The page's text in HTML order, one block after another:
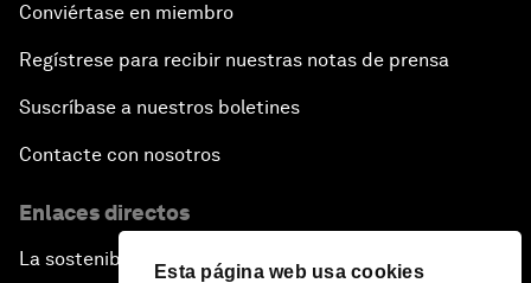
Esta página web usa cookies
Conviértase en miembro
Regístrese para recibir nuestras notas de prensa
Suscríbase a nuestros boletines
Contacte con nosotros
Enlaces directos
La sostenibilidad en el Foro